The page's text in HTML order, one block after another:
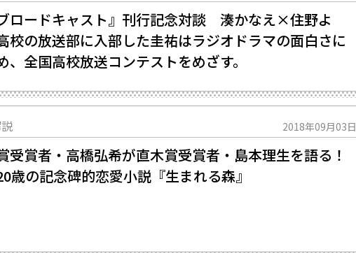
ブロードキャスト』刊行記念対談 湊かなえ×住野よ
校の放送部に入部した圭祐はラジオドラマの面白さに
、全国高校放送コンテストをめざす。
2018年09月03日
受賞者・高橋弘希が直木賞受賞者・島本理生を語る！
歳の記念碑的恋愛小説『生まれる森』